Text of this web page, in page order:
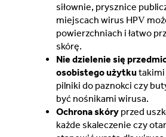
siłownie, prysznice
miejscach wirus HPV
powierzchniach i łatwo
skórę.
Nie dzielenie się
osobistego użytkutakimi
pilniki do paznokci czy
być nośnikami wirusa.
Ochrona skóry przed
każde skaleczenie czy